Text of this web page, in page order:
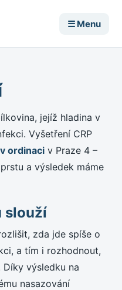
☰ Menu
jejíž hladina v
Vyšetření CRP
ordinaci v Praze 4 –
a výsledek máme
slouží
zda jde spíše o
a tím i rozhodnout,
výsledku na
nasazování